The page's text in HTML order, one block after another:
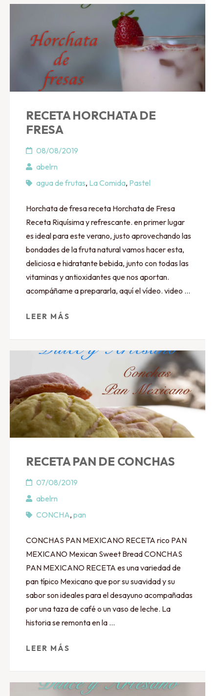
RECETA HORCHATA DE
FRESA
08/08/2019
abelrn
agua de frutas, La Comida, Pastel
Horchata de fresa receta Horchata de Fresa
Receta Riquísima y refrescante. en primer lugar
es ideal para este verano, justo aprovechando las
bondades de la fruta natural vamos hacer esta,
deliciosa e hidratante bebida, junto con todas las
vitaminas y antioxidantes que nos aportan.
acompáñame a prepararla, aquí el vídeo. video …
LEER MÁS
RECETA PAN DE CONCHAS
07/08/2019
abelrn
CONCHA, pan
CONCHAS PAN MEXICANO RECETA rico PAN
MEXICANO Mexican Sweet Bread CONCHAS
PAN MEXICANO RECETA es una variedad de
pan típico Mexicano que por su suavidad y su
sabor son ideales para el desayuno acompañadas
por una taza de café o un vaso de leche. La
historia se remonta en la …
LEER MÁS